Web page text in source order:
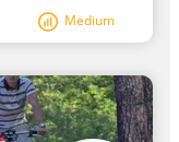
Medium